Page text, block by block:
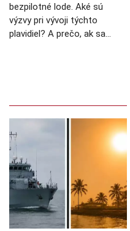
bezpilotné lode. Aké sú
výzvy pri vývoji týchto
plavidiel? A prečo, ak sa…